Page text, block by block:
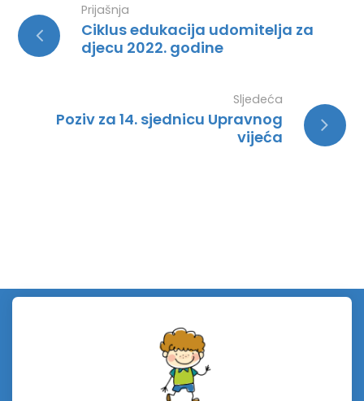
Prijašnja
Ciklus edukacija udomitelja za
djecu 2022. godine
Sljedeća
Poziv za 14. sjednicu Upravnog
vijeća